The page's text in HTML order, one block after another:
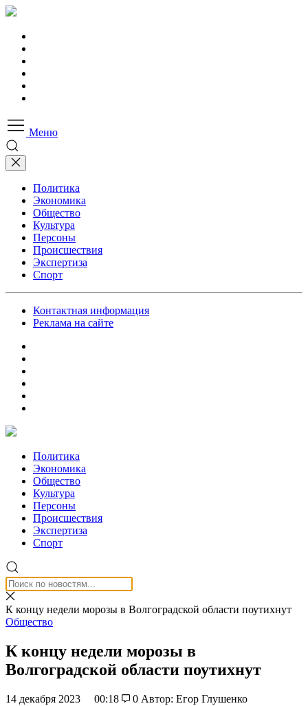
Меню
Политика
Экономика
Общество
Культура
Персоны
Происшествия
Экспертиза
Спорт
Контактная информация
Реклама на сайте
Политика
Экономика
Общество
Культура
Персоны
Происшествия
Экспертиза
Спорт
К концу недели морозы в Волгоградской области поутихнут
Общество
К концу недели морозы в
Волгоградской области поутихнут
14 декабря 2023 00:18 0 Автор: Егор Глушенко